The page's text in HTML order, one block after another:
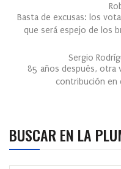
Basta de excusas: los
que será espejo de los
Sergio
85 años después, otra
contribución en
BUSCAR EN LA